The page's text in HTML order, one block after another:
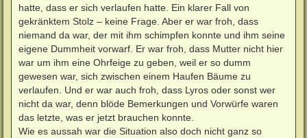
hatte, dass er sich verlaufen hatte. Ein klarer Fall von
gekränktem Stolz – keine Frage. Aber er war froh, dass
niemand da war, der mit ihm schimpfen konnte und ihm seine
eigene Dummheit vorwarf. Er war froh, dass Mutter nicht hier
war um ihm eine Ohrfeige zu geben, weil er so dumm
gewesen war, sich zwischen einem Haufen Bäume zu
verlaufen. Und er war auch froh, dass Lyros oder sonst wer
nicht da war, denn blöde Bemerkungen und Vorwürfe waren
das letzte, was er jetzt brauchen konnte.
Wie es aussah war die Situation also doch nicht ganz so